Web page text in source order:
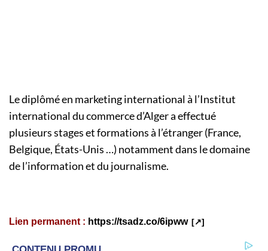
Le diplômé en marketing international à l’Institut
international du commerce d’Alger a effectué
plusieurs stages et formations à l’étranger (France,
Belgique, États-Unis …) notamment dans le domaine
de l’information et du journalisme.
Lien permanent : https://tsadz.co/6ipww